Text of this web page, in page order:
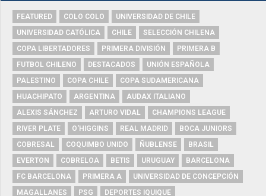
FEATURED COLO COLO
UNIVERSIDAD DE CHILE
UNIVERSIDAD CATÓLICA
CHILE
SELECCIÓN CHILENA
COPA LIBERTADORES
PRIMERA DIVISIÓN
PRIMERA B
FUTBOL CHILENO
DESTACADOS
UNIÓN ESPAÑOLA
PALESTINO
COPA CHILE
COPA SUDAMERICANA
HUACHIPATO
ARGENTINA
AUDAX ITALIANO
ALEXIS SÁNCHEZ
ARTURO VIDAL
CHAMPIONS LEAGUE
RIVER PLATE
O'HIGGINS REAL MADRID
BOCA JUNIORS
COBRESAL
COQUIMBO UNIDO ÑUBLENSE
BRASIL
EVERTON
COBRELOA BETIS URUGUAY
BARCELONA
FC BARCELONA
PRIMERA A
UNIVERSIDAD DE CONCEPCIÓN
MAGALLANES
PSG DEPORTES IQUIQUE